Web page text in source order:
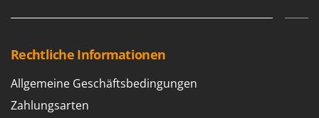
Rechtliche Informationen
Allgemeine Geschäftsbedingungen
Zahlungsarten